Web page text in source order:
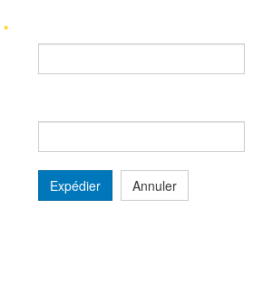
*
Expédier Annuler